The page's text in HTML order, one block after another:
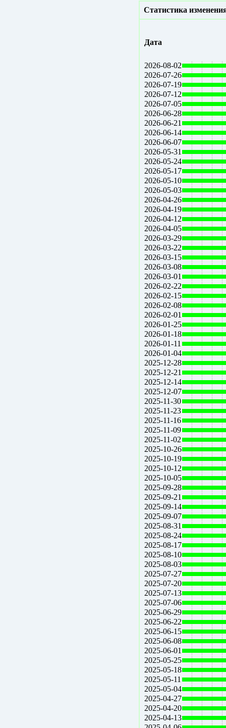
Статистика
Дата
2026-08-02
2026-07-26
2026-07-19
2026-07-12
2026-07-05
2026-06-28
2026-06-21
2026-06-14
2026-06-07
2026-05-31
2026-05-24
2026-05-17
2026-05-10
2026-05-03
2026-04-26
2026-04-19
2026-04-12
2026-04-05
2026-03-29
2026-03-22
2026-03-15
2026-03-08
2026-03-01
2026-02-22
2026-02-15
2026-02-08
2026-02-01
2026-01-25
2026-01-18
2026-01-11
2026-01-04
2025-12-28
2025-12-21
2025-12-14
2025-12-07
2025-11-30
2025-11-23
2025-11-16
2025-11-09
2025-11-02
2025-10-26
2025-10-19
2025-10-12
2025-10-05
2025-09-28
2025-09-21
2025-09-14
2025-09-07
2025-08-31
2025-08-24
2025-08-17
2025-08-10
2025-08-03
2025-07-27
2025-07-20
2025-07-13
2025-07-06
2025-06-29
2025-06-22
2025-06-15
2025-06-08
2025-06-01
2025-05-25
2025-05-18
2025-05-11
2025-05-04
2025-04-27
2025-04-20
2025-04-13